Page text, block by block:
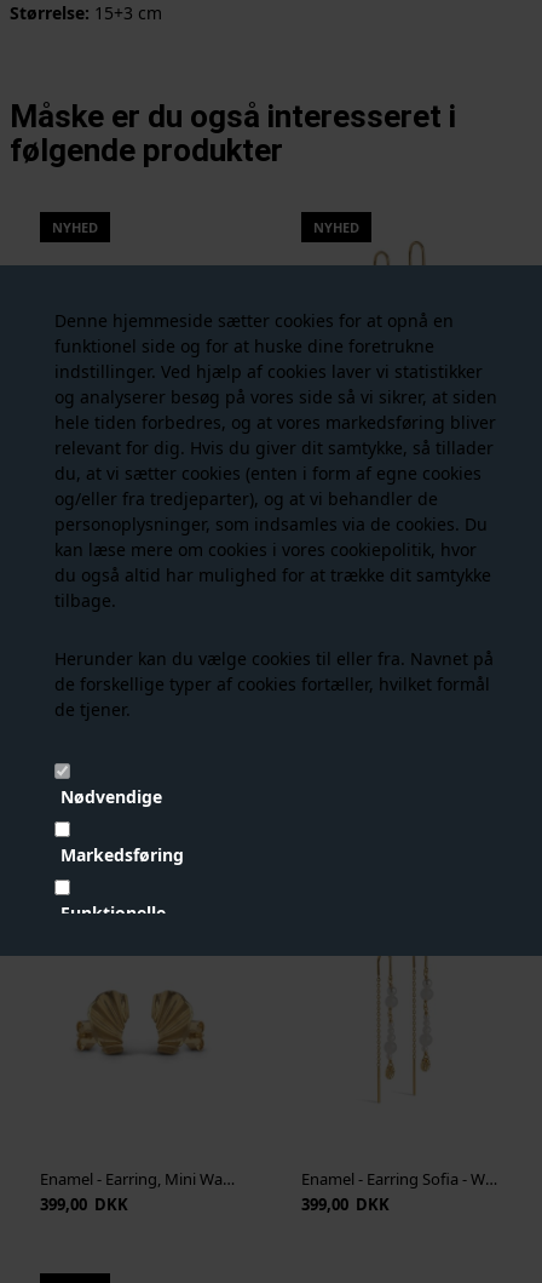
Denne hjemmeside sætter cookies for at opnå en
funktionel side og for at huske dine foretrukne
indstillinger. Ved hjælp af cookies laver vi statistikker
og analyserer besøg på vores side så vi sikrer, at siden
hele tiden forbedres, og at vores markedsføring bliver
relevant for dig. Hvis du giver dit samtykke, så tillader
du, at vi sætter cookies (enten i form af egne cookies
og/eller fra tredjeparter), og at vi behandler de
personoplysninger, som indsamles via de cookies. Du
kan læse mere om cookies i vores cookiepolitik, hvor
du også altid har mulighed for at trække dit samtykke
tilbage.
Herunder kan du vælge cookies til eller fra. Navnet på
de forskellige typer af cookies fortæller, hvilket formål
de tjener.
Nødvendige
Markedsføring
Funktionelle
Vis cookie detaljer
Størrelse: 15+3 cm
Måske er du også interesseret i
følgende produkter
NYHED
Enamel - Earring Wave - Guld
499,00 DKK
NYHED
399,00 DKK
NYHED
499,00 DKK
NYHED
Enamel - Earring, Mini Wave - Guld
399,00 DKK
Enamel - Earring Sofia - White and Pearls
399,00 DKK